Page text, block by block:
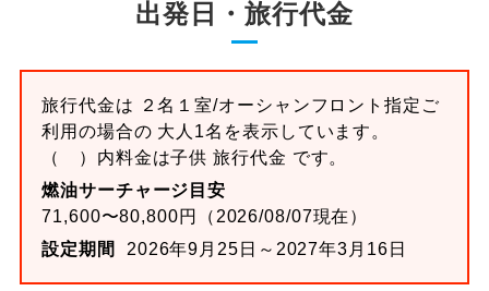
出発日・旅行代金
旅行代金は ２名１室/オーシャンフロント指定ご
利用の場合の 大人1名を表示しています。
（ ）内料金は子供 旅行代金 です。
燃油サーチャージ目安
71,600〜80,800円（2026/08/07現在）
設定期間
2026年9月25日～2027年3月16日